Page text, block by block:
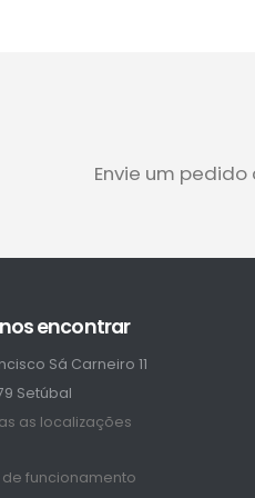
Envie um
encontrar
Sá Carneiro 11
Setúbal
as localizações
de funcionamento